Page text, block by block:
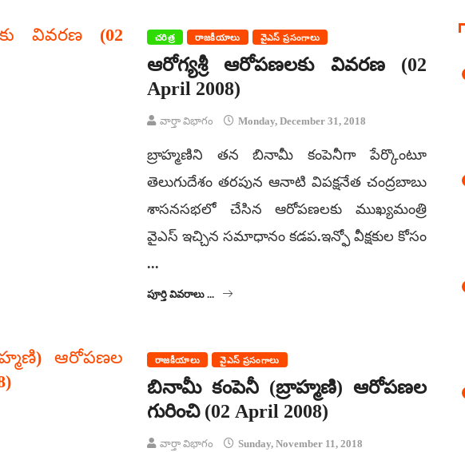
చరిత్ర రాజకీయాలు వైఎస్ ప్రసంగాలు
ఆరోగ్యశ్రీ ఆరోపణలకు వివరణ (02
April 2008)
వార్తా విభాగం Monday, December 31, 2018
బ్రాహ్మణిని తన బినామీ కంపెనీగా పేర్కొంటూ
తెలుగుదేశం తరపున ఆనాటి విపక్షనేత చంద్రబాబు
శాసనసభలో చేసిన ఆరోపణలకు ముఖ్యమంత్రి
వైఎస్ ఇచ్చిన సమాధానం కడప.ఇన్ఫో వీక్షకుల కోసం
...
పూర్తి వివరాలు ...
రాజకీయాలు వైఎస్ ప్రసంగాలు
బినామీ కంపెనీ (బ్రాహ్మణి) ఆరోపణల
గురించి (02 April 2008)
వార్తా విభాగం Sunday, November 11, 2018